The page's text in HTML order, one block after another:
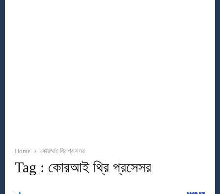
Home কোরআই থ্রি প্রসেসর
Tag : কোরআই থ্রি প্রসেসর